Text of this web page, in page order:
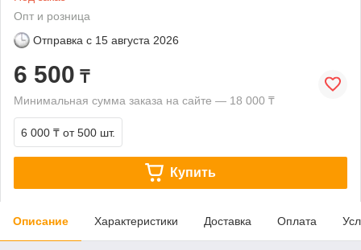
Опт и розница
Отправка с 15 августа 2026
6 500 ₸
Минимальная сумма заказа на сайте — 18 000 ₸
6 000 ₸ от 500 шт.
Купить
Описание Характеристики Доставка Оплата